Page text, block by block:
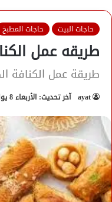
حاجات البيت حاجات المطبخ
طريقه عمل
طريقة عمل الكنافة
ayat آخر تحديث: الأربعاء 8 يوليو 2026 4:15 م